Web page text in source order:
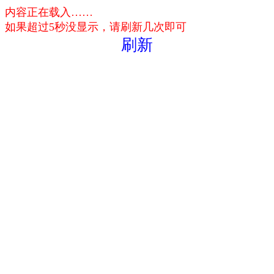
内容正在载入……
如果超过5秒没显示，请刷新几次即可
刷新